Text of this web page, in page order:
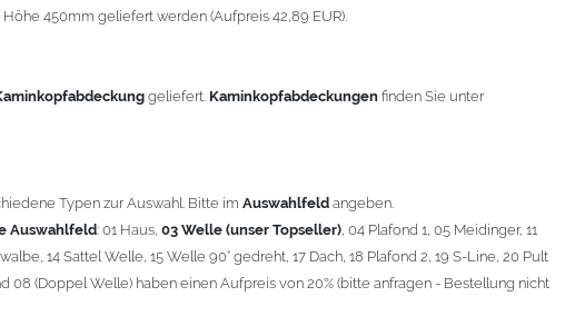
undKaminbreite über 900mm wird dieKaminhaubein 1,5mm Dicke
derKaminhaubemit Ihrem zuständigenSchornsteinfeger
450mm geliefert werden (Aufpreis 42,89 EUR).
geliefert. Kaminkopfabdeckungen finden Sie unter
Typen zur Auswahl. Bitte im Auswahlfeld angeben.
Auswahlfeld: 01 Haus, 03 Welle (unser Topseller) , 04 Plafond 1, 05 Meidinger, 11
14 Sattel Welle, 15 Welle 90° gedreht, 17 Dach, 18 Plafond 2, 19 S-Line, 20 Pult
08 (Doppel Welle) haben einen Aufpreis von 20% (bitte anfragen - Bestellung nicht